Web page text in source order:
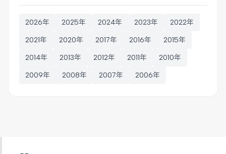
2026年 2025年 2024年 2023年 2022年
2021年 2020年 2017年 2016年 2015年
2014年 2013年 2012年 2011年 2010年
2009年 2008年 2007年 2006年